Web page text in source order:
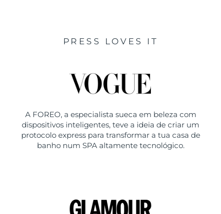
PRESS LOVES IT
A FOREO, a especialista sueca em beleza com
dispositivos inteligentes, teve a ideia de criar um
protocolo express para transformar a tua casa de
banho num SPA altamente tecnológico.